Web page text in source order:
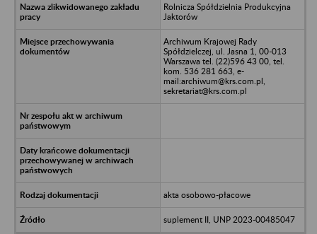
Rolnicza Spółdzielnia Produkcyjna
Jaktorów
Archiwum Krajowej Rady
Spółdzielczej, ul. Jasna 1, 00-013
Warszawa tel. (22)596 43 00, tel.
kom. 536 281 663, e-
mail:archiwum@krs.com.pl,
sekretariat@krs.com.pl
akta osobowo-płacowe
suplement II, UNP 2023-00485047